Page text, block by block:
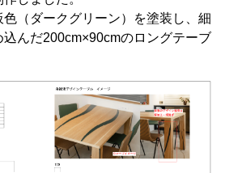
（ダークグリーン）を塗装し、細
んだ200cm×90cmのロングテーブ